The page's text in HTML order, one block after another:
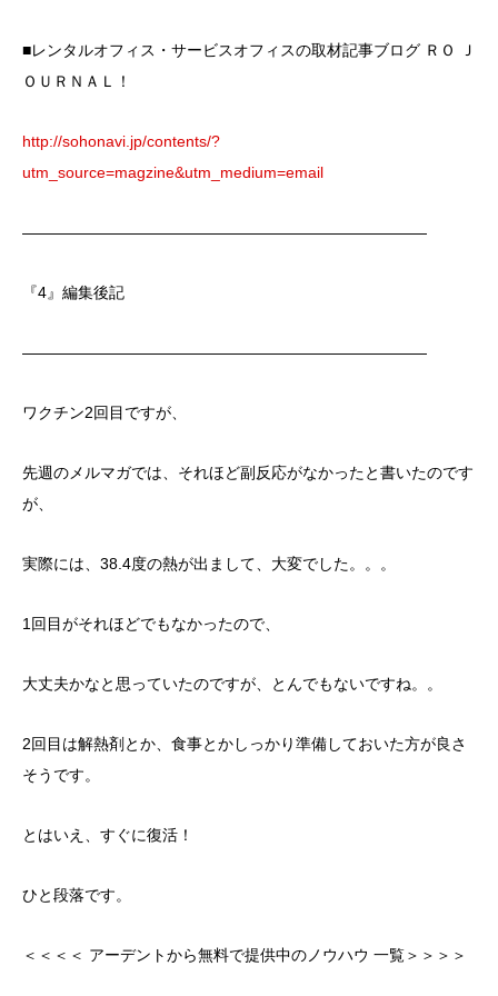
■レンタルオフィス・サービスオフィスの取材記事ブログ ＲＯ Ｊ
ＯＵＲＮＡＬ！
http://sohonavi.jp/contents/?
utm_source=magzine&utm_medium=email
――――――――――――――――――――――――――
『4』編集後記
――――――――――――――――――――――――――
ワクチン2回目ですが、
先週のメルマガでは、それほど副反応がなかったと書いたのです
が、
実際には、38.4度の熱が出まして、大変でした。。。
1回目がそれほどでもなかったので、
大丈夫かなと思っていたのですが、とんでもないですね。。
2回目は解熱剤とか、食事とかしっかり準備しておいた方が良さ
そうです。
とはいえ、すぐに復活！
ひと段落です。
＜＜＜＜ アーデントから無料で提供中のノウハウ 一覧＞＞＞＞